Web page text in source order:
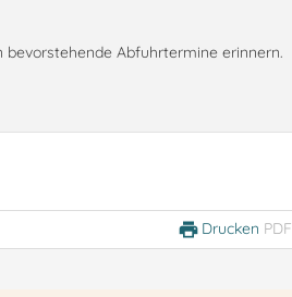
Abfuhrtermine erinnern.
print Drucken PDF